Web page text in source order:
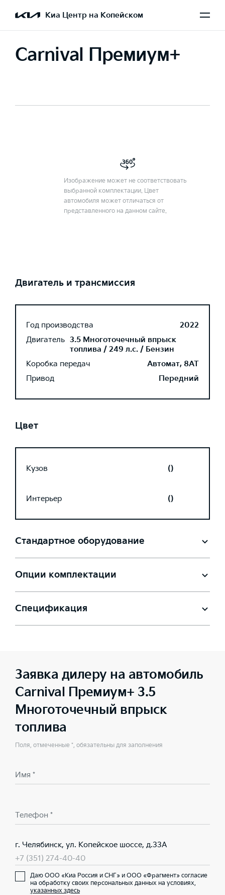
Киа Центр на Копейском
Carnival Премиум+
Изображение может не соответствовать
выбранной комплектации. Цвет
автомобиля может отличаться от
представленного на данном сайте.
Двигатель и трансмиссия
Год производства
2022
Двигатель 3.5 Многоточечный впрыск
топлива / 249 л.с. / Бензин
Коробка передач
Автомат, 8AT
Привод
Передний
Цвет
Кузов ()
Интерьер ()
Стандартное оборудование
Опции комплектации
Спецификация
Заявка дилеру на автомобиль
Carnival Премиум+ 3.5
Многоточечный впрыск
топлива
Поля, отмеченные *, обязательны для заполнения
Имя *
Телефон *
г. Челябинск, ул. Копейское шоссе, д.33А
+7 (351) 274-40-40
Даю ООО «Киа Россия и СНГ» и ООО «Фрагмент» согласие
на обработку своих персональных данных на условиях,
указанных здесь